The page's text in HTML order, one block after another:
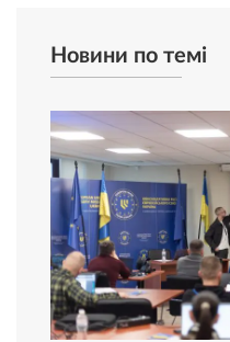
Новини по темі